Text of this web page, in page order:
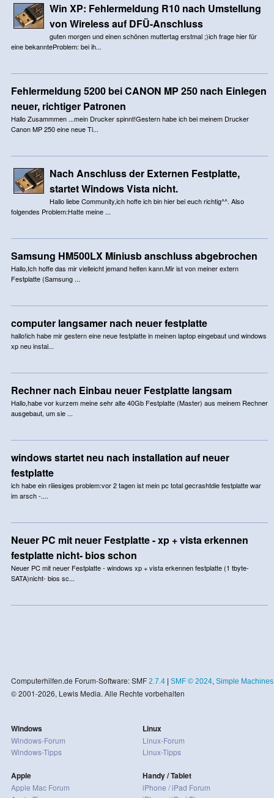
Win XP: Fehlermeldung R10 nach Umstellung
von Wireless auf DFÜ-Anschluss
guten morgen und einen schönen muttertag erstmal ;)ich frage hier für
eine bekannteProblem: bei ih...
Fehlermeldung 5200 bei CANON MP 250 nach Einlegen
neuer, richtiger Patronen
Hallo Zusammmen ...mein Drucker spinnt!Gestern habe ich bei meinem Drucker
Canon MP 250 eine neue Ti...
Nach Anschluss der Externen Festplatte,
startet Windows Vista nicht.
Hallo liebe Community,ich hoffe ich bin hier bei euch richtig^^. Also
folgendes Problem:Hatte meine ...
Samsung HM500LX Miniusb anschluss abgebrochen
Hallo,Ich hoffe das mir vielleicht jemand helfen kann.Mir ist von meiner extern
Festplatte (Samsung ...
computer langsamer nach neuer festplatte
hallo!ich habe mir gestern eine neue festplatte in meinen laptop eingebaut und windows
xp neu instal...
Rechner nach Einbau neuer Festplatte langsam
Hallo,habe vor kurzem meine sehr alte 40Gb Festplatte (Master) aus meinem Rechner
ausgebaut, um sie ...
windows startet neu nach installation auf neuer
festplatte
ich habe ein riiiesiges problem:vor 2 tagen ist mein pc total gecrashtdie festplatte war
im arsch -....
Neuer PC mit neuer Festplatte - xp + vista erkennen
festplatte nicht- bios schon
Neuer PC mit neuer Festplatte - windows xp + vista erkennen festplatte (1 tbyte-
SATA)nicht- bios sc...
Computerhilfen.de Forum-Software: SMF 2.7.4| SMF © 2024, Simple Machines
© 2001-2026, Lewis Media. Alle Rechte vorbehalten
Windows
Windows-Forum
Windows-Tipps
Apple
Apple Mac Forum
Linux
Linux-Forum
Linux-Tipps
Handy / Tablet
iPhone / iPad Forum